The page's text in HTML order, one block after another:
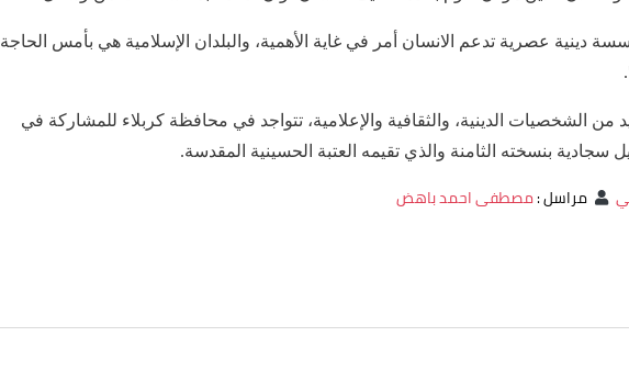
دينية عصرية تدعم الانسان أمر في غاية الأهمية، والبلدان الإسلامية هي بأمس الحاجة
من الشخصيات الدينية، والثقافية والإعلامية، تتواجد في محافظة كربلاء للمشاركة في
سجادية بنسخته الثامنة والذي تقيمه العتبة الحسينية المقدسة.
مراسل:مصطفى احمد باهض